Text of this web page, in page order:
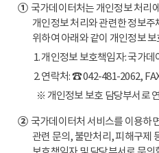
①국가데이터처는 개인정보 처리
개인정보 처리와 관련한 정보
위하여 아래와 같이 개인정보
1. 개인정보 보호책임자: 국가
2. 연락처: ☎ 042-481-2062,
※ 개인정보 보호 담당부서로
②국가데이터처 서비스를 이용하
관련 문의, 불만처리, 피해구제